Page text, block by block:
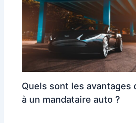
Quels sont les avantages
à un mandataire auto ?